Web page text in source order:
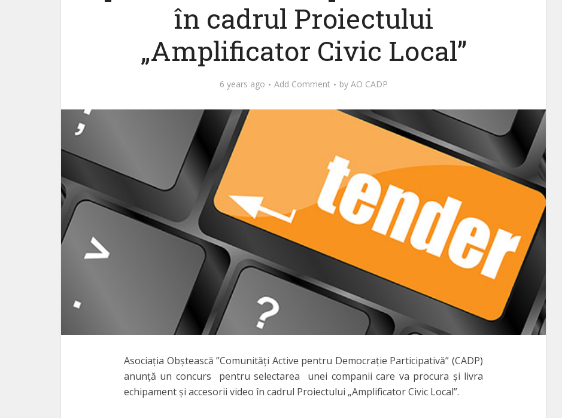
în cadrul Proiectului
„Amplificator Civic Local”
6 years ago Add Comment by AO CADP
Asociația Obștească ”Comunități Active pentru Democrație Participativă” (CADP)
anunță un concurs pentru selectarea unei companii care va procura și livra
echipament și accesorii video în cadrul Proiectului „Amplificator Civic Local”.